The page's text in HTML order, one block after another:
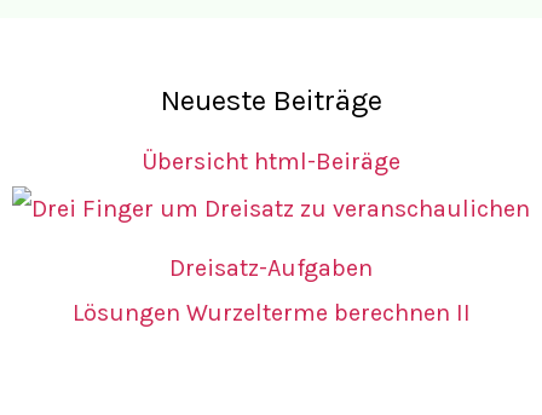
Neueste Beiträge
Übersicht html-Beiräge
Dreisatz-Aufgaben
Lösungen Wurzelterme berechnen II